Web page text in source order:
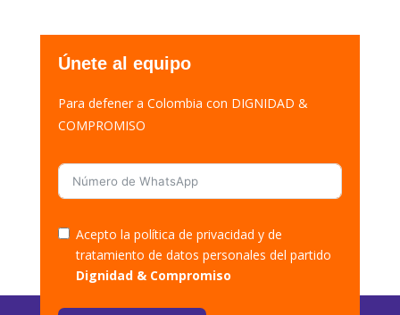
Únete al equipo
Para defener a Colombia con DIGNIDAD &
COMPROMISO
Acepto la política de privacidad y de
tratamiento de datos personales del partido
Dignidad & Compromiso